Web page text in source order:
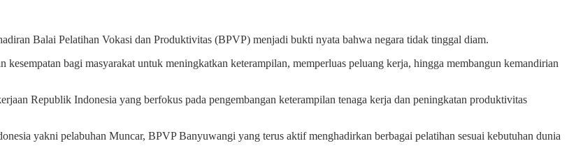
Balai Pelatihan Vokasi dan Produktivitas (BPVP) menjadi bukti nyata bahwa negara tidak tinggal diam.
bagi masyarakat untuk meningkatkan keterampilan, memperluas peluang kerja, hingga membangun kemandirian
Republik Indonesia yang berfokus pada pengembangan keterampilan tenaga kerja dan peningkatan produktivitas
yakni pelabuhan Muncar, BPVP Banyuwangi yang terus aktif menghadirkan berbagai pelatihan sesuai kebutuhan dunia